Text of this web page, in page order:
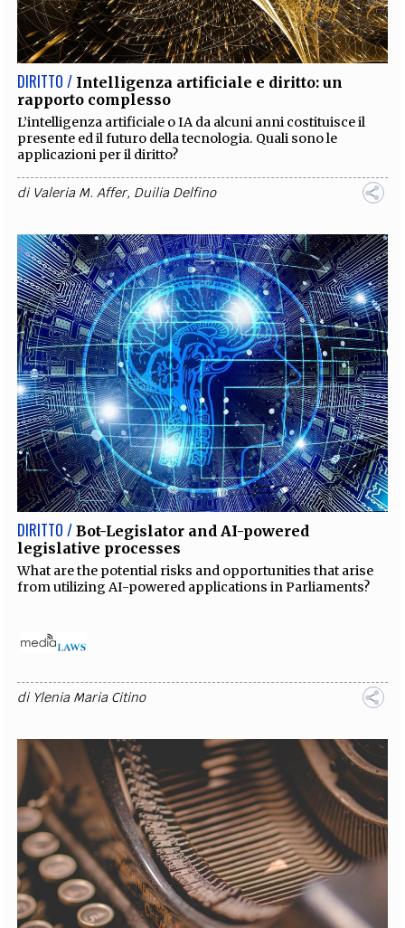
DIRITTO / Intelligenza artificiale e diritto: un
rapporto complesso
L’intelligenza artificiale o IA da alcuni anni costituisce il
presente ed il futuro della tecnologia. Quali sono le
applicazioni per il diritto?
di Valeria M. Affer, Duilia Delfino
DIRITTO / Bot-Legislator and AI-powered
legislative processes
What are the potential risks and opportunities that arise
from utilizing AI-powered applications in Parliaments?
di Ylenia Maria Citino